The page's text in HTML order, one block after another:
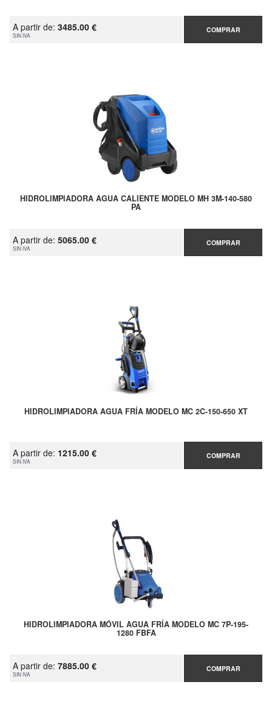
A partir de: 3485.00 €
SIN IVA
COMPRAR
HIDROLIMPIADORA AGUA CALIENTE MODELO MH 3M-140-580
PA
A partir de: 5065.00 €
SIN IVA
COMPRAR
HIDROLIMPIADORA AGUA FRÍA MODELO MC 2C-150-650 XT
A partir de: 1215.00 €
SIN IVA
COMPRAR
HIDROLIMPIADORA MÓVIL AGUA FRÍA MODELO MC 7P-195-
1280 FBFA
A partir de: 7885.00 €
SIN IVA
COMPRAR